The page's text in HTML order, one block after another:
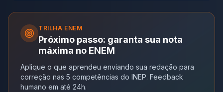
TRILHA ENEM
Próximo passo: garanta sua nota
máxima no ENEM
Aplique o que aprendeu enviando sua redação para
correção nas 5 competências do INEP. Feedback
humano em até 24h.